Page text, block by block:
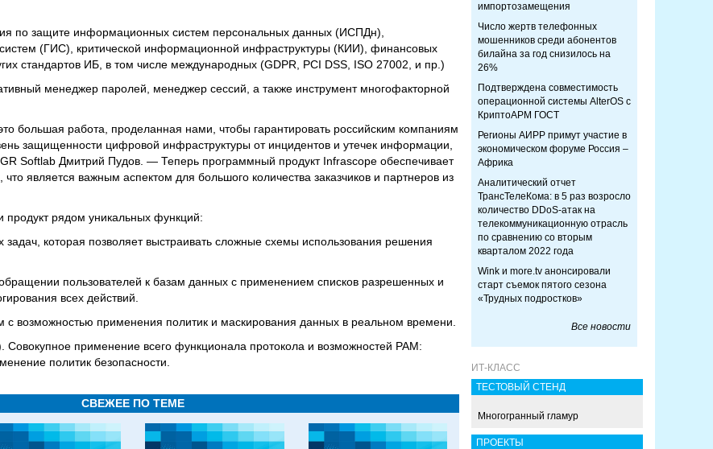
по защите информационных систем персональных данных (ИСПДн),
(ГИС), критической информационной инфраструктуры (КИИ), финансовых
стандартов ИБ, в том числе международных (GDPR, PCI DSS, ISO 27002, и пр.)
менеджер паролей, менеджер сессий, а также инструмент многофакторной
большая работа, проделанная нами, чтобы гарантировать российским компаниям
защищенности цифровой инфраструктуры от инцидентов и утечек информации,
Softlab Дмитрий Пудов. — Теперь программный продукт Infrascope обеспечивает
является важным аспектом для большого количества заказчиков и партнеров из
продукт рядом уникальных функций:
задач, которая позволяет выстраивать сложные схемы использования решения
пользователей к базам данных с применением списков разрешенных и
всех действий.
c возможностью применения политик и маскирования данных в реальном времени.
Совокупное применение всего функционала протокола и возможностей PAM:
политик безопасности.
СВЕЖЕЕ ПО ТЕМЕ
импортозамещения
Число жертв телефонных
мошенников среди абонентов
билайна за год снизилось на
26%
Подтверждена совместимость
операционной системы AlterOS с
КриптоАРМ ГОСТ
Регионы АИРР примут участие в
экономическом форуме Россия –
Африка
Аналитический отчет
ТрансТелеКома: в 5 раз возросло
количество DDoS-атак на
телекоммуникационную отрасль
по сравнению со вторым
кварталом 2022 года
Wink и more.tv анонсировали
старт съемок пятого сезона
«Трудных подростков»
Все новости
ИТ-КЛАСС
ТЕСТОВЫЙ СТЕНД
Многогранный гламур
ПРОЕКТЫ